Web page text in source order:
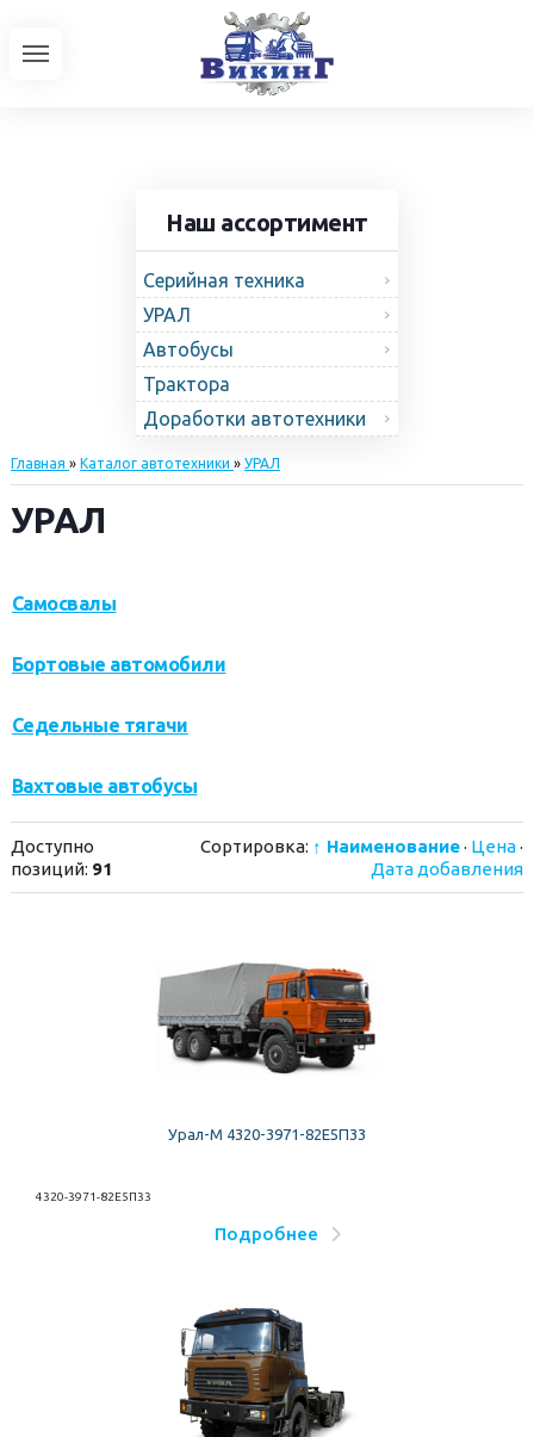
Наш ассортимент
Серийная техника
УРАЛ
Автобусы
Трактора
Доработки автотехники
Главная » Каталог автотехники » УРАЛ
УРАЛ
Самосвалы
Бортовые автомобили
Седельные тягачи
Вахтовые автобусы
Доступно
позиций: 91
Сортировка: ↑ Наименование· Цена·
Дата добавления
Урал-М 4320-3971-82Е5П33
4320-3971-82Е5П33
Подробнее